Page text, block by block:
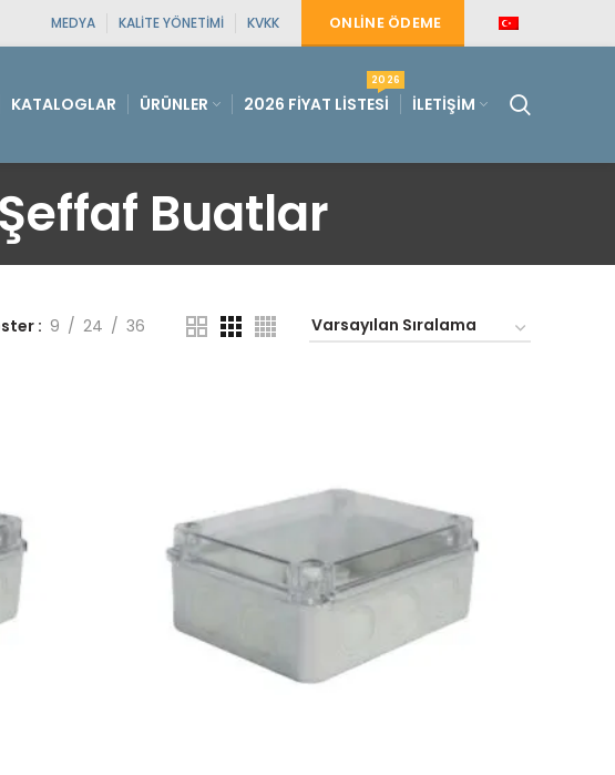
MEDYA KALITE YÖNETIMI KVKK ONLINE ÖDEME
KATALOGLAR ÜRÜNLER 2026 FIYAT LISTESI
2026
İLETIŞIM
Buatlar
9 24 36